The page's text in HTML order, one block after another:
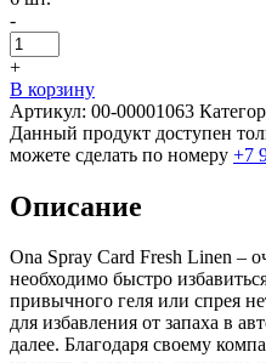
-
+
В корзину
Артикул: 00-00001063
Данный продукт доступен
можете сделать по номеру +7
Описание
Ona Spray Card Fresh Linen –
необходимо быстро
привычного геля или спрея
для избавления от запаха в
далее. Благодаря своему